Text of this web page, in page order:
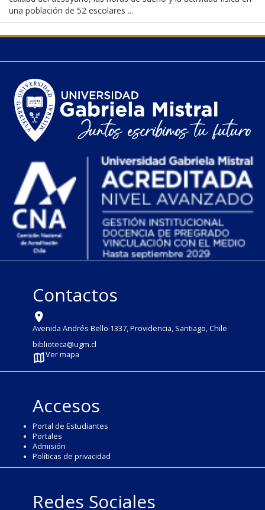
una población de 52 escolares ...
Contactos
Avenida Andrés Bello 1337, Providencia, Santiago, Chile
biblioteca@ugm.cl
Ver mapa
Accesos
Portal de Estudiantes
Portales
Admisión
Políticas de privacidad
Redes Sociales